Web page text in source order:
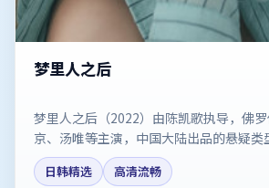
梦里人之后
梦里人之后（2022）由陈凯歌执导，佛
京、汤唯等主演，中国大陆出品的悬疑类
却充满张力，人物弧光完整。剧情简介与
参考，上映日期以片方资料为准。
日韩精选
高清流畅